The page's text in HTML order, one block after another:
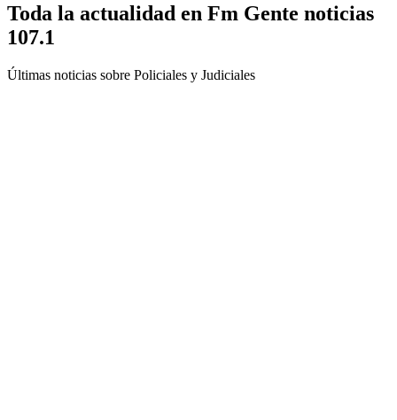
Toda la actualidad en Fm Gente noticias
107.1
Últimas noticias sobre Policiales y Judiciales